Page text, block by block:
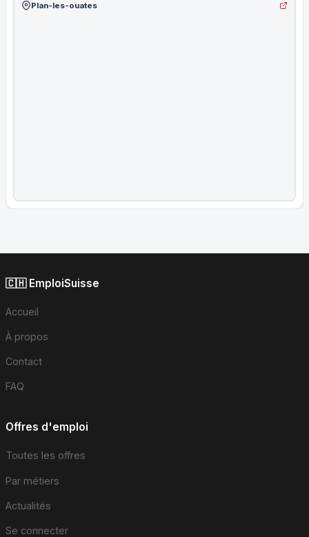
Plan-les-ouates
🇨🇭 EmploiSuisse
Accueil
À propos
Contact
FAQ
Offres d'emploi
Toutes les offres
Par métiers
Actualités
Se connecter